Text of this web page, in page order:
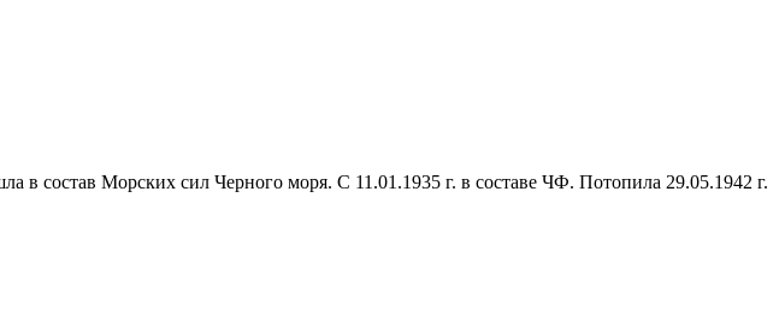
в состав Морских сил Черного моря. С 11.01.1935 г. в составе ЧФ. Потопила 29.05.1942 г.